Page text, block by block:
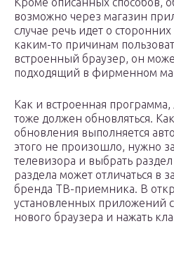
возможно через магазин
случае речь идет о
каким-то причинам
встроенный браузер, он
подходящий в фирменном
Как и встроенная
тоже должен обновляться.
обновления выполняется
этого не произошло, нужно
телевизора и выбрать
раздела может отличаться в
бренда ТВ-приемника. В
установленных приложений
нового браузера и нажать